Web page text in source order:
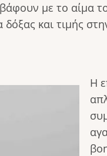
με το αίμα
και τιμής
Η